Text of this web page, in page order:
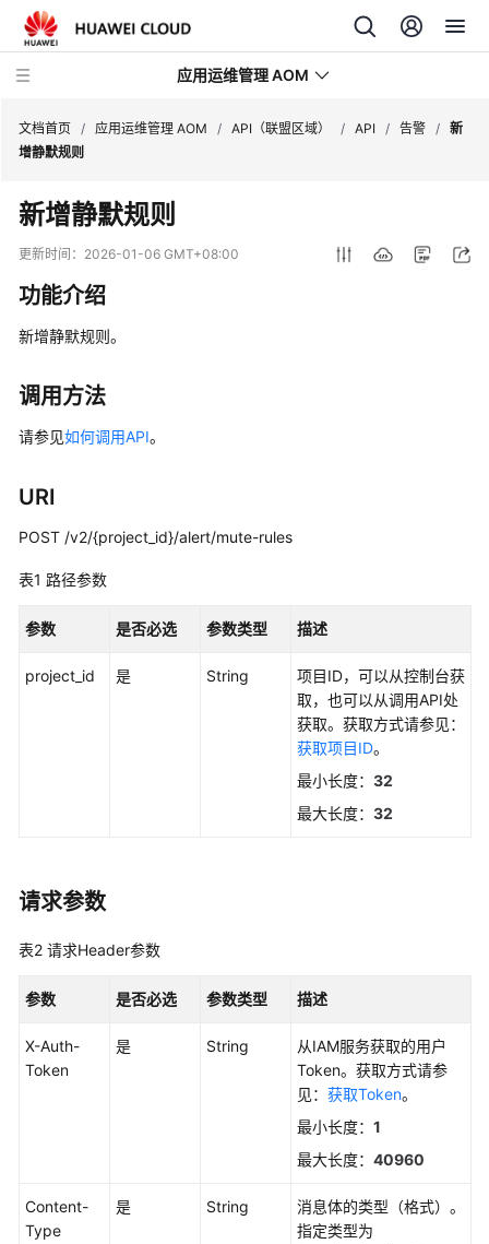
应用运维管理 AOM
最
新
动
品
绍
计
说
速
门
用
参
参
考
题
文档首页 / 应用运维管理 AOM / API（联盟区域） / API / 告警 / 新
增静默规则
新增静默规则
更新时间： 2026-01-06 GMT+08:00
功能介绍
新增静默规则。
调用方法
请参见如何调用API。
URI
POST /v2/{project_id}/alert/mute-rules
表1 路径参数
参数 是否必选 参数类型 描述
project_id 是 String
项目ID，可以从控制台获
取，也可以从调用API处
获取。获取方式请参见：
获取项目ID。
最小长度： 32
最大长度： 32
请求参数
表2 请求Header参数
参数 是否必选 参数类型 描述
X-Auth-
Token
是 String
从IAM服务获取的用户
Token。获取方式请参
见： 获取Token。
最小长度： 1
最大长度： 40960
Content-
Type
是 String
消息体的类型（格式）。
指定类型为